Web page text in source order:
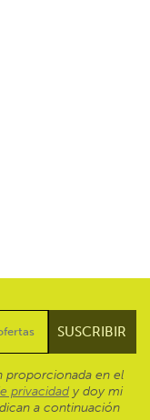
proporcionada en el
privacidad y doy mi
a continuación